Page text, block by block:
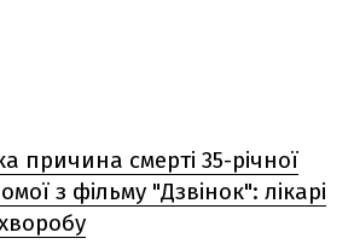
причина смерті 35-річної
з фільму "Дзвінок": лікарі